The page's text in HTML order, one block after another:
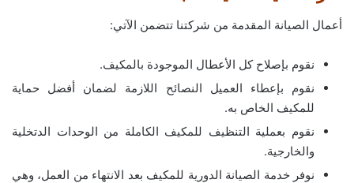
أعمال الصيانة المقدمة من شركتنا تتضمن الآتي:
نقوم بإصلاح كل الأعطال الموجودة بالمكيف.
نقوم بإعطاء العميل النصائح اللازمة لضمان أفضل حماية
للمكيف الخاص به.
نقوم بعملية التنظيف للمكيف الكاملة من الوحدات الدتخلية
والخارجية.
نوفر خدمة الصيانة الدورية للمكيف بعد الانتهاء من العمل، وهي